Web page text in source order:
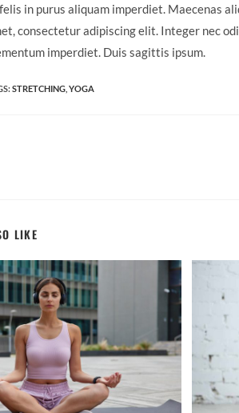
in purus aliquam imperdiet. Maecenas
consectetur adipiscing elit. Integer nec
imperdiet. Duis sagittis ipsum.
STRETCHING YOGA
LIKE